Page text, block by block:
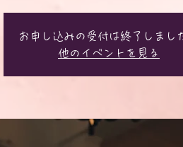
お申し込みの受付は終了しまし
他のイベントを見る